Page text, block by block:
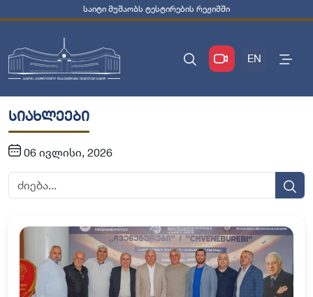
საიტი მუშაობს ტესტირების რეჟიმში
EN
სიახლეები
06 ივლისი, 2026